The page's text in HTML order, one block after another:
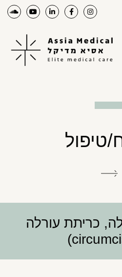
טיפול
כריתת עורלה